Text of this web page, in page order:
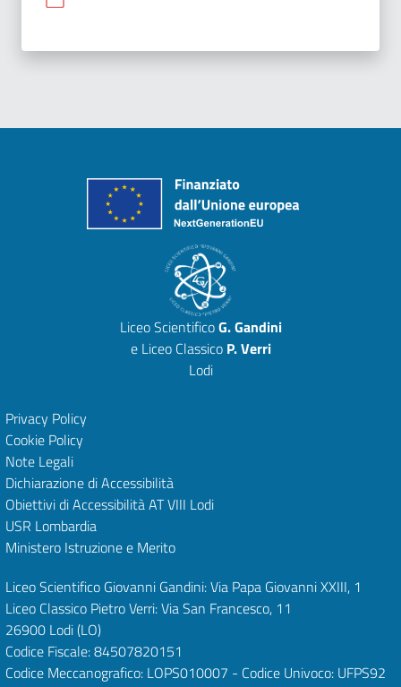
Liceo ScientificoG. Gandini
e Liceo Classico P. Verri
Lodi
Privacy Policy
Cookie Policy
Note Legali
Dichiarazione di Accessibilità
Obiettivi di AccessibilitàAT VIII Lodi
USR Lombardia
Ministero Istruzione e Merito
Liceo Scientifico Giovanni Gandini: Via Papa Giovanni XXIII, 1
Liceo Classico Pietro Verri: Via San Francesco, 11
26900 Lodi(LO)
Codice Fiscale: 84507820151
Codice Meccanografico: LOPS010007 - Codice Univoco: UFPS92